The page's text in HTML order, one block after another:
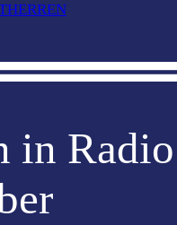
in Radio